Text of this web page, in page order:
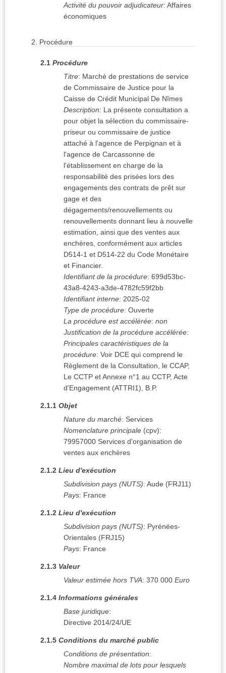
Activité du pouvoir adjudicateur: Affaires
économiques
2. Procédure
2.1 Procédure
Titre: Marché de prestations de service
de Commissaire de Justice pour la
Caisse de Crédit Municipal De Nîmes
Description: La présente consultation a
pour objet la sélection du commissaire-
priseur ou commissaire de justice
attaché à l'agence de Perpignan et à
l'agence de Carcassonne de
l'établissement en charge de la
responsabilité des prisées lors des
engagements des contrats de prêt sur
gage et des
dégagements/renouvellements ou
renouvellements donnant lieu à nouvelle
estimation, ainsi que des ventes aux
enchères, conformément aux articles
D514-1 et D514-22 du Code Monétaire
et Financier.
Identifiant de la procédure: 699d53bc-
43a8-4243-a3de-4782fc59f2bb
Identifiant interne: 2025-02
Type de procédure: Ouverte
La procédure est accélérée: non
Justification de la procédure accélérée:
Principales caractéristiques de la
procédure: Voir DCE qui comprend le
Règlement de la Consultation, le CCAP,
Le CCTP et Annexe n°1 au CCTP, Acte
d'Engagement (ATTRI1), B.P.
2.1.1 Objet
Nature du marché: Services
Nomenclature principale (cpv):
79957000 Services d'organisation de
ventes aux enchères
2.1.2 Lieu d'exécution
Subdivision pays (NUTS): Aude (FRJ11)
Pays: France
2.1.2 Lieu d'exécution
Subdivision pays (NUTS): Pyrénées-
Orientales (FRJ15)
Pays: France
2.1.3 Valeur
Valeur estimée hors TVA: 370 000 Euro
2.1.4 Informations générales
Base juridique:
Directive 2014/24/UE
2.1.5 Conditions du marché public
Conditions de présentation:
Nombre maximal de lots pour lesquels